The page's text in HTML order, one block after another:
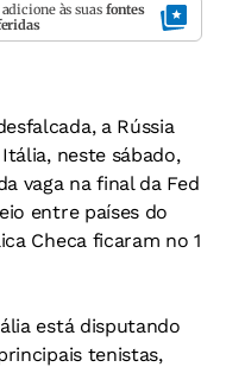
às suas fontes
a Rússia
neste sábado,
vaga na final da Fed
entre países do
Checa ficaram no 1
está disputando
tenistas,